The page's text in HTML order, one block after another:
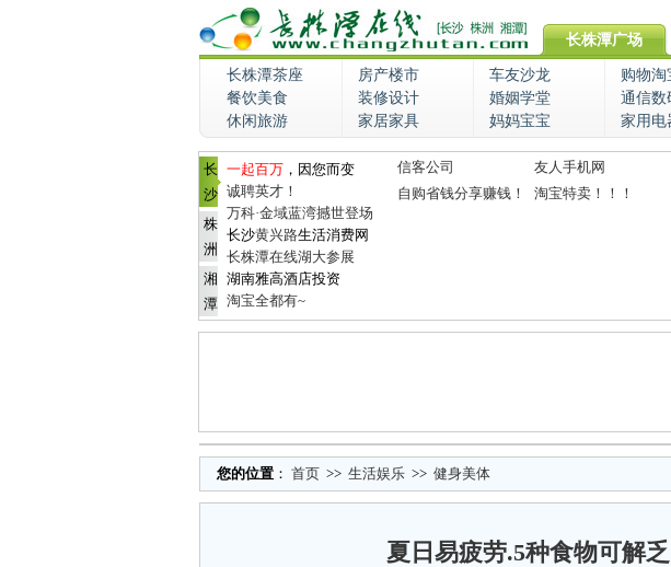
长株潭广场
长株潭茶座 房产楼市 车友沙龙 购物淘
餐饮美食
装修设计 婚姻学堂 通信数
休闲旅游
家居家具 妈妈宝宝 家用电
长
沙
株
洲
湘
潭
一起百万 ，因您而变
诚聘英才！
万科·金域蓝湾撼世登场
长沙黄兴路生活消费网
长株潭在线湖大参展
湖南雅高酒店投资
淘宝全都有~
信客公司 友人手机网
自购省钱分享赚钱！
淘宝特卖！！！
您的位置 ： 首页 >> 生活娱乐 >> 健身美体
夏日易疲劳.5种食物可解乏